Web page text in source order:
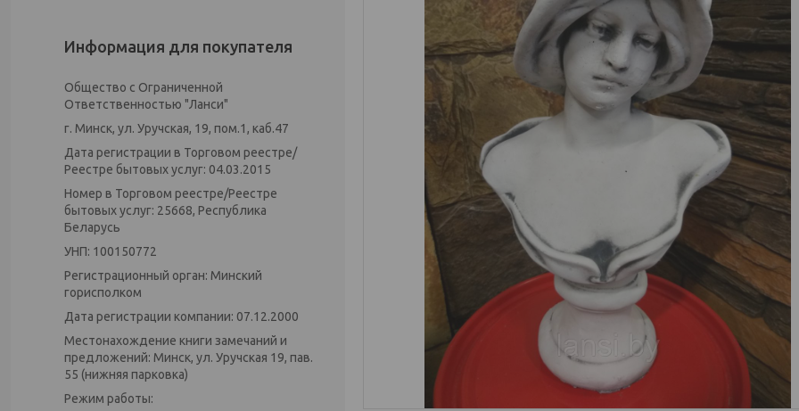
Информация для покупателя
Общество с Ограниченной
Ответственностью "Ланси"
г. Минск, ул. Уручская, 19, пом.1, каб.47
Дата регистрации в Торговом реестре/
Реестре бытовых услуг: 04.03.2015
Номер в Торговом реестре/Реестре
бытовых услуг: 25668, Республика
Беларусь
УНП: 100150772
Регистрационный орган: Минский
горисполком
Дата регистрации компании: 07.12.2000
Местонахождение книги замечаний и
предложений: Минск, ул. Уручская 19, пав.
55 (нижняя парковка)
Режим работы: